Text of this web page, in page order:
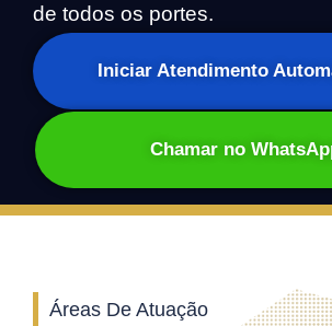
de todos os portes.
Iniciar Atendimento
Chamar no
Áreas De Atuação